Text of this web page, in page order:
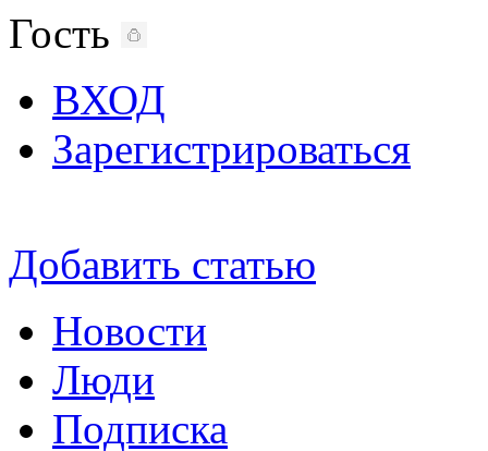
Гость
ВХОД
Зарегистрироваться
Добавить статью
Новости
Люди
Подписка